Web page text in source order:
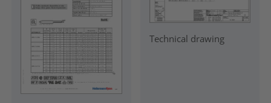
Technical drawing